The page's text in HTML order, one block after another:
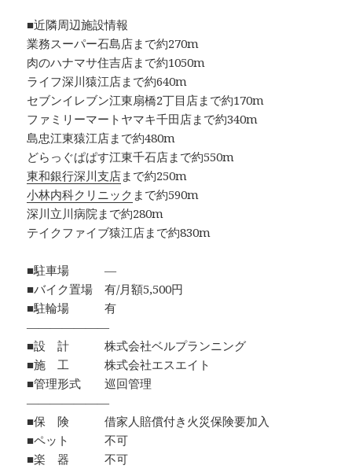
■近隣周辺施設情報
業務スーパー石島店まで約270m
肉のハナマサ住吉店まで約1050m
ライフ深川猿江店まで約640m
セブンイレブン江東扇橋2丁目店まで約170m
ファミリーマートヤマキ千田店まで約340m
島忠江東猿江店まで約480m
どらっぐぱぱす江東千石店まで約550m
東和銀行深川支店まで約250m
小林内科クリニック まで約590m
深川立川病院まで約280m
テイクファイブ猿江店まで約830m
■駐車場 ―
■バイク置場 有/月額5,500円
■駐輪場 有
―――――――
■設 計 株式会社ベルプランニング
■施 工 株式会社エスエイト
■管理形式 巡回管理
―――――――
■保 険 借家人賠償付き火災保険要加入
■ペット 不可
■楽 器 不可